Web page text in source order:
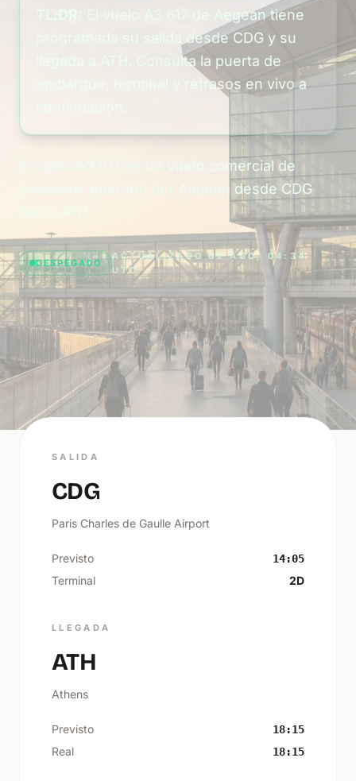
El vuelo A3 617 de Aegean tiene
programada su salida desde CDG y su
llegada a ATH. Consulta la puerta de
embarque, terminal y retrasos en vivo a
El vuelo A3 617 es un vuelo comercial de
pasajeros operado por Aegean desde CDG
DESPEGADO
ACTUALIZADO 02 AGO, 04:34
UTC
SALIDA
CDG
Paris Charles de Gaulle Airport
Previsto 14:05
Terminal 2D
LLEGADA
ATH
Athens
Previsto 18:15
Real 18:15